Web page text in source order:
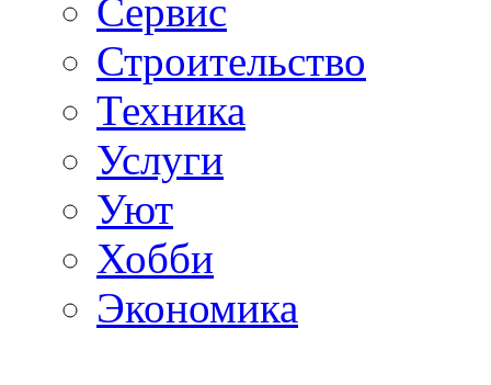
Сервис
Строительство
Техника
Услуги
Уют
Хобби
Экономика